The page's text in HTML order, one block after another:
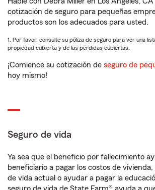
cotización de seguro para pequeñas
productos son los adecuados para usted.
1. Por favor, consulte su póliza de seguro para ver una
propiedad cubierta y de las pérdidas cubiertas.
¡Comience su cotización de seguro de
hoy mismo!
Seguro de vida
Ya sea que el beneficio por fallecimiento
beneficiario a pagar los costos de
de vida actual o ayudar a pagar la